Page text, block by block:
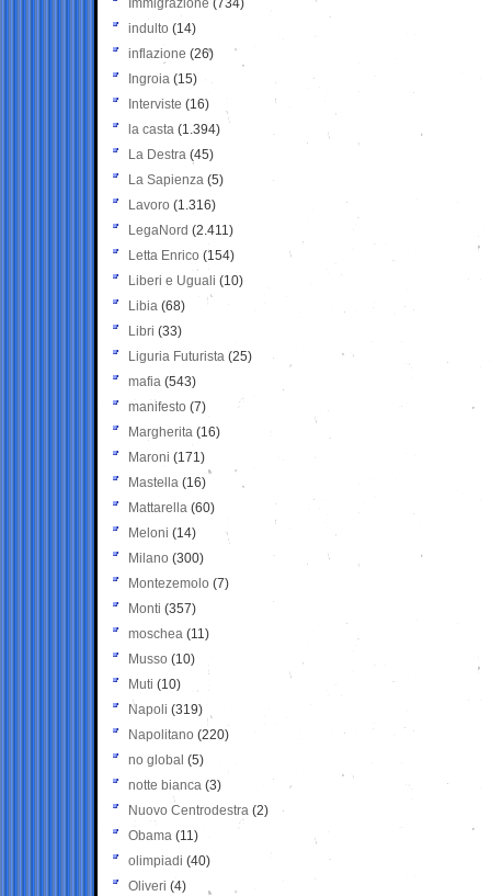
Immigrazione (734)
indulto (14)
inflazione (26)
Ingroia (15)
Interviste (16)
la casta (1.394)
La Destra (45)
La Sapienza (5)
Lavoro (1.316)
LegaNord (2.411)
Letta Enrico (154)
Liberi e Uguali (10)
Libia (68)
Libri (33)
Liguria Futurista (25)
mafia (543)
manifesto (7)
Margherita (16)
Maroni (171)
Mastella (16)
Mattarella (60)
Meloni (14)
Milano (300)
Montezemolo (7)
Monti (357)
moschea (11)
Musso (10)
Muti (10)
Napoli (319)
Napolitano (220)
no global (5)
notte bianca (3)
Nuovo Centrodestra (2)
Obama (11)
olimpiadi (40)
Oliveri (4)